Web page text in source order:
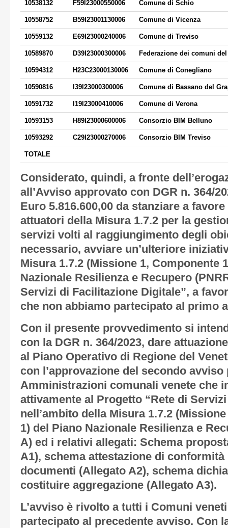
10538132 F59I23000550006 Comune di Schio
10558752 B59I23001130006 Comune di Vicenza
10559132 E69I23000240006 Comune di Treviso
10589870 D39I23000300006 Federazione dei comuni
10594312 H23C23000130006 Comune di Conegliano
10590816 I39I23000300006 Comune di Bassano del
10591732 I19I23000410006 Comune di Verona
10593153 H89I23000600006 Consorzio BIM Belluno
10593292 C29I23000270006 Consorzio BIM Treviso
TOTALE
Considerato, quindi, a fronte
all’Avviso approvato con DGR n. 364/
Euro 5.816.600,00 da stanziare a
attuatori della Misura 1.7.2 per la
servizi volti al raggiungimento degli
necessario, avviare un’ulteriore
Misura 1.7.2 (Missione 1, Componente
Nazionale Resilienza e Recupero
Servizi di Facilitazione Digitale”, a
che non abbiamo partecipato al primo
Con il presente provvedimento si
con la DGR n. 364/2023, dare
al Piano Operativo di Regione del
con l’approvazione del secondo
Amministrazioni comunali venete che
attivamente al Progetto “Rete di
nell’ambito della Misura 1.7.2
1) del Piano Nazionale Resilienza e
A) ed i relativi allegati: Schema
A1), schema attestazione di conformità
documenti (Allegato A2), schema
costituire aggregazione (Allegato A3).
L’avviso è rivolto a tutti i Comuni
partecipato al precedente avviso. Con